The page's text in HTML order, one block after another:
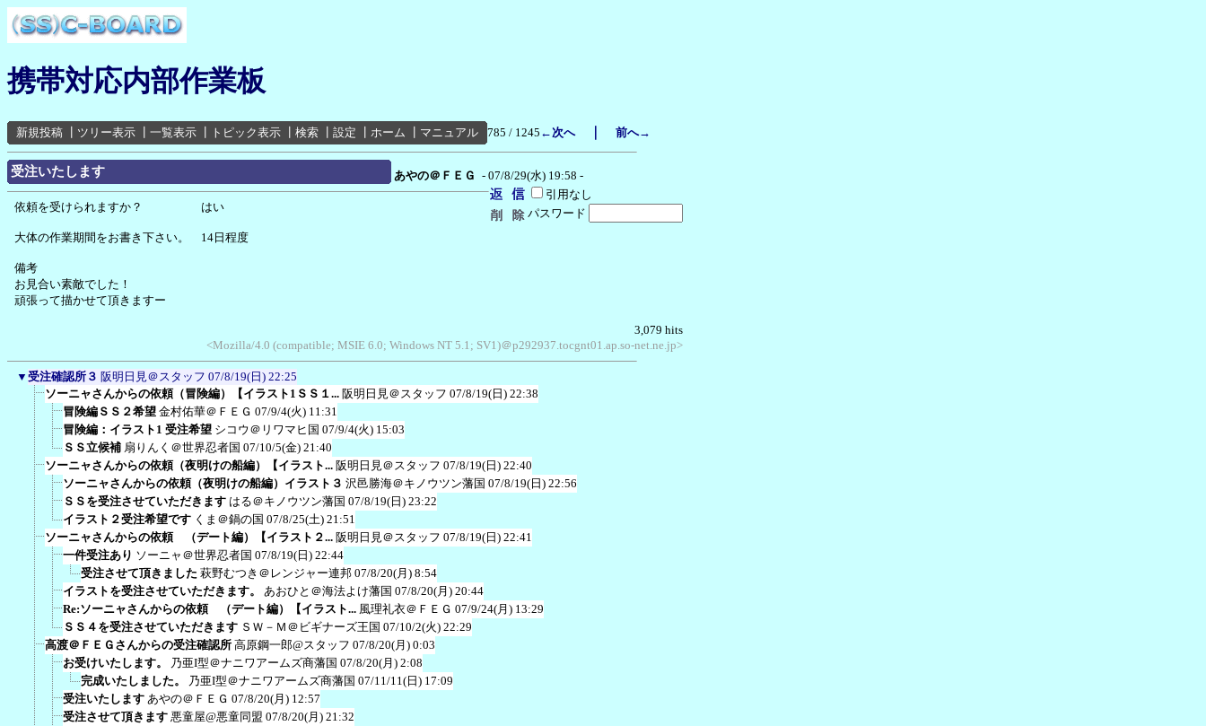
携帯対応内部作業板
新規投稿 ツリー表示 一覧表示 トピック表示 検索 設定 ホーム マニュアル 785 / 1245 ←次へ｜ 前へ→
受注いたします あやの＠ＦＥＧ - 07/8/29(水) 19:58 -
引用なし
パスワード
依頼を受けられますか？ はい
大体の作業期間をお書き下さい。 14日程度
備考
お見合い素敵でした！
頑張って描かせて頂きますー
3,079 hits
<Mozilla/4.0 (compatible; MSIE 6.0; Windows NT 5.1; SV1)＠p292937.tocgnt01.ap.so-net.ne.jp>
▼ 受注確認所３ 阪明日見＠スタッフ 07/8/19(日) 22:25
ソーニャさんからの依頼（冒険編）【イラスト1ＳＳ１... 阪明日見＠スタッフ 07/8/19(日) 22:38
冒険編ＳＳ２希望 金村佑華＠ＦＥＧ 07/9/4(火) 11:31
冒険編：イラスト1 受注希望 シコウ＠リワマヒ国 07/9/4(火) 15:03
ＳＳ立候補 扇りんく＠世界忍者国 07/10/5(金) 21:40
ソーニャさんからの依頼（夜明けの船編）【イラスト... 阪明日見＠スタッフ 07/8/19(日) 22:40
ソーニャさんからの依頼（夜明けの船編）イラスト３ 沢邑勝海＠キノウツン藩国 07/8/19(日) 22:56
ＳＳを受注させていただきます はる＠キノウツン藩国 07/8/19(日) 23:22
イラスト２受注希望です くま＠鍋の国 07/8/25(土) 21:51
ソーニャさんからの依頼 （デート編）【イラスト２... 阪明日見＠スタッフ 07/8/19(日) 22:41
一件受注あり ソーニャ＠世界忍者国 07/8/19(日) 22:44
受注させて頂きました 萩野むつき＠レンジャー連邦 07/8/20(月) 8:54
イラストを受注させていただきます。
あおひと＠海法よけ藩国 07/8/20(月) 20:44
Re:ソーニャさんからの依頼 （デート編）【イラスト... 風理礼衣＠ＦＥＧ 07/9/24(月) 13:29
ＳＳ４を受注させていただきます ＳＷ－Ｍ＠ビギナーズ王国 07/10/2(火) 22:29
高渡＠ＦＥＧさんからの受注確認所 高原鋼一郎@スタッフ 07/8/20(月) 0:03
お受けいたします。
乃亜I型＠ナニワアームズ商藩国 07/8/20(月) 2:08
完成いたしました。
乃亜I型＠ナニワアームズ商藩国 07/11/11(日) 17:09
受注いたします あやの＠ＦＥＧ 07/8/20(月) 12:57
受注させて頂きます 悪童屋@悪童同盟 07/8/20(月) 21:32